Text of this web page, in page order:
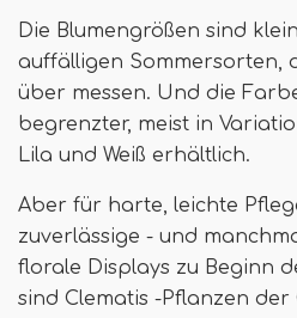
Die Blumengrößen sind
auffälligen Sommersorten,
über messen. Und die
begrenzter, meist in
Lila und Weiß erhältlich.
Aber für harte, leichte
zuverlässige - und
florale Displays zu Beginn
sind Clematis -Pflanzen der